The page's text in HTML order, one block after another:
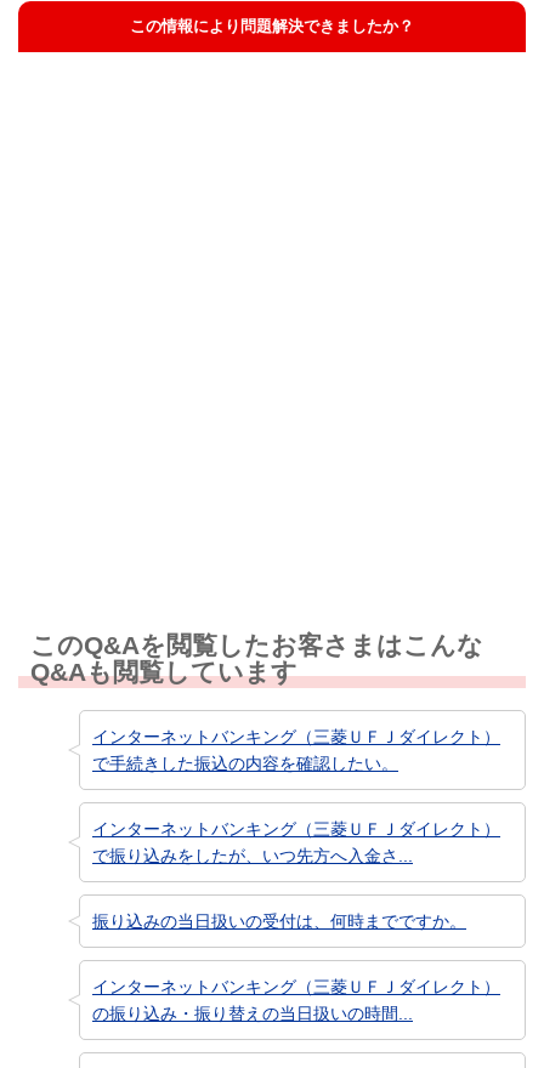
この情報により問題解決できましたか？
このQ&Aを閲覧したお客さまはこんな
Q&Aも閲覧しています
インターネットバンキング（三菱ＵＦＪダイレクト）
で手続きした振込の内容を確認したい。
インターネットバンキング（三菱ＵＦＪダイレクト）
で振り込みをしたが、いつ先方へ入金さ...
振り込みの当日扱いの受付は、何時までですか。
インターネットバンキング（三菱ＵＦＪダイレクト）
の振り込み・振り替えの当日扱いの時間...